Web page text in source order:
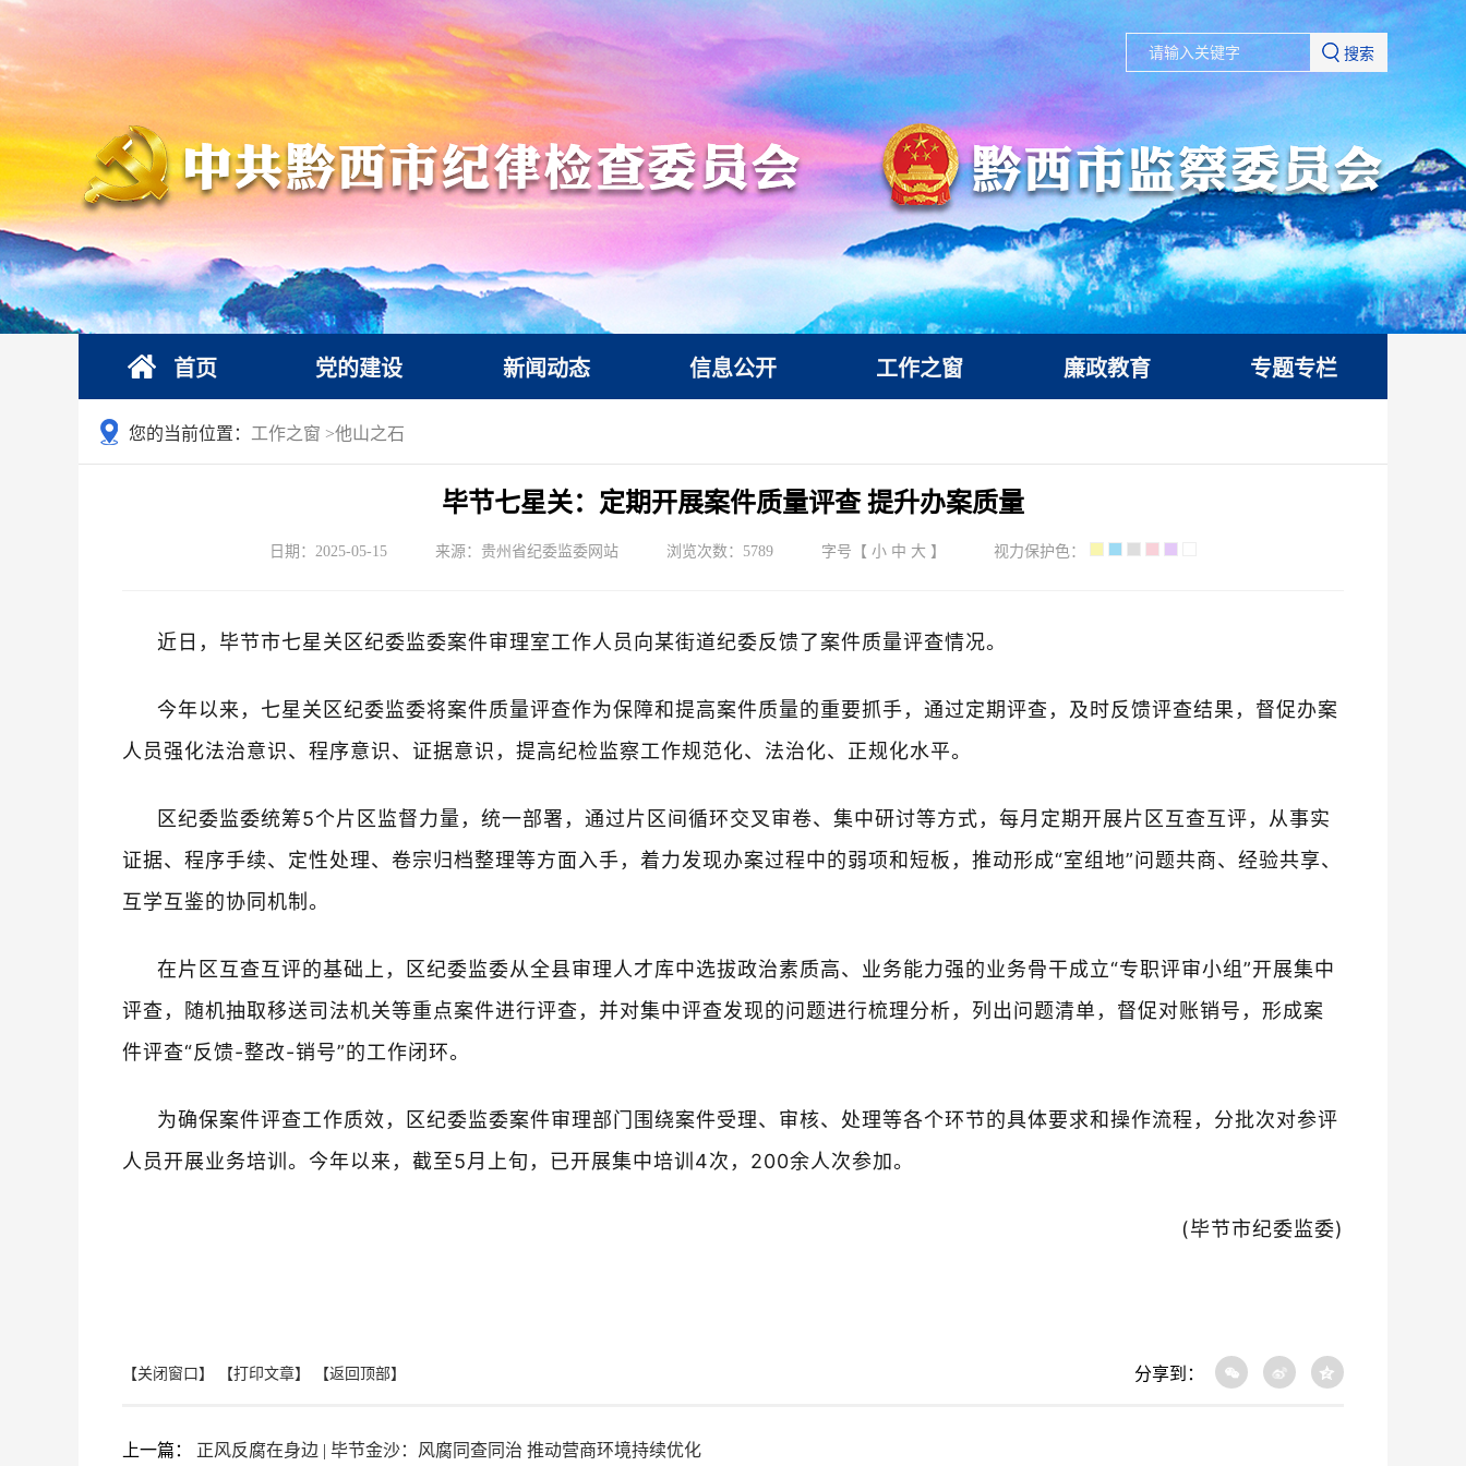
搜索
首页 党的建设 新闻动态 信息公开 工作之窗 廉政教育 专题专栏
您的当前位置： 工作之窗 >他山之石
毕节七星关：定期开展案件质量评查 提升办案质量
日期：2025-05-15 来源：贵州省纪委监委网站 浏览次数： 5789 字号【 小 中 大 】 视力保护色：
近日，毕节市七星关区纪委监委案件审理室工作人员向某街道纪委反馈了案件质量评查情况。
今年以来，七星关区纪委监委将案件质量评查作为保障和提高案件质量的重要抓手，通过定期评查，及时反馈评查结果，督促办案
人员强化法治意识、程序意识、证据意识，提高纪检监察工作规范化、法治化、正规化水平。
区纪委监委统筹5个片区监督力量，统一部署，通过片区间循环交叉审卷、集中研讨等方式，每月定期开展片区互查互评，从事实
证据、程序手续、定性处理、卷宗归档整理等方面入手，着力发现办案过程中的弱项和短板，推动形成“室组地”问题共商、经验共享、
互学互鉴的协同机制。
在片区互查互评的基础上，区纪委监委从全县审理人才库中选拔政治素质高、业务能力强的业务骨干成立“专职评审小组”开展集中
评查，随机抽取移送司法机关等重点案件进行评查，并对集中评查发现的问题进行梳理分析，列出问题清单，督促对账销号，形成案
件评查“反馈-整改-销号”的工作闭环。
为确保案件评查工作质效，区纪委监委案件审理部门围绕案件受理、审核、处理等各个环节的具体要求和操作流程，分批次对参评
人员开展业务培训。今年以来，截至5月上旬，已开展集中培训4次，200余人次参加。
(毕节市纪委监委)
【关闭窗口】 【打印文章】 【返回顶部】 分享到：
上一篇： 正风反腐在身边 | 毕节金沙：风腐同查同治 推动营商环境持续优化